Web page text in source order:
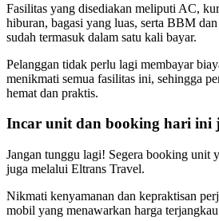
Fasilitas yang disediakan meliputi AC,
hiburan, bagasi yang luas, serta BBM
sudah termasuk dalam satu kali bayar.
Pelanggan tidak perlu lagi membayar
menikmati semua fasilitas ini, sehingga
hemat dan praktis.
Incar unit dan booking hari ini
Jangan tunggu lagi! Segera booking unit
juga melalui Eltrans Travel.
Nikmati kenyamanan dan kepraktisan
mobil yang menawarkan harga